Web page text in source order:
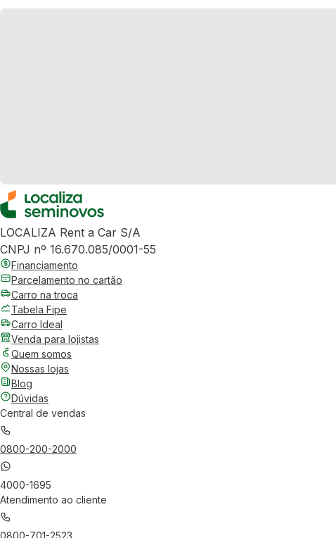
LOCALIZA Rent a Car S/A
CNPJ nº 16.670.085/0001-55
Financiamento
Parcelamento no cartão
Carro na troca
Tabela Fipe
Carro Ideal
Venda para lojistas
Quem somos
Nossas lojas
Blog
Dúvidas
Central de vendas
0800-200-2000
4000-1695
Atendimento ao cliente
0800-701-2523